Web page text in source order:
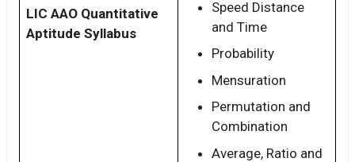
LIC AAO Quantitative
Aptitude Syllabus
Speed Distance
and Time
Probability
Mensuration
Permutation and
Combination
Average, Ratio and